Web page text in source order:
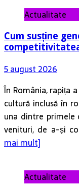
Actualitate
Cum susține
5 august 2026
În România, rapița
cultură inclusă în
una dintre primele
venituri, de a-și
mai mult]
Actualitate